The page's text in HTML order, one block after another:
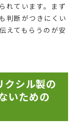
れています。まず
判断がつきにくい
えてもらうのが安
クシル製の
いための